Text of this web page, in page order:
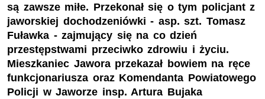
są zawsze miłe. Przekonał się o tym policjant z
jaworskiej dochodzeniówki - asp. szt. Tomasz
Fuławka - zajmujący się na co dzień
przestępstwami przeciwko zdrowiu i życiu.
Mieszkaniec Jawora przekazał bowiem na ręce
funkcjonariusza oraz Komendanta Powiatowego
Policji w Jaworze insp. Artura Bujaka